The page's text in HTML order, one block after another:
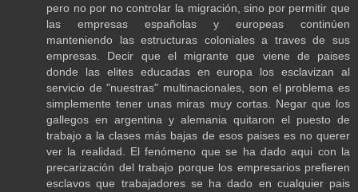
pero no por no controlar la migración, sino por permitir que
las empresas españolas y europeas continúen
manteniendo las estructuras coloniales a traves de sus
empresas. Decir que el migrante que viene de paises
donde las elites educadas en europa los esclavizan al
servicio de "nuestras" multinacionales, son el problema es
simplemente tener unas miras muy cortas. Negar que los
gallegos en argentina y alemania quitaron el puesto de
trabajo a la clases más bajas de esos paises es no querer
ver la realidad. El fenómeno que se ha dado aqui con la
precarización del trabajo porque los empresarios prefieren
esclavos que trabajadores se ha dado en cualquier pais